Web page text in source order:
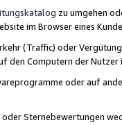
zu umgehen
im Browser eines
(Traffic) oder
den Computern der
oder auf
Sternebewertungen